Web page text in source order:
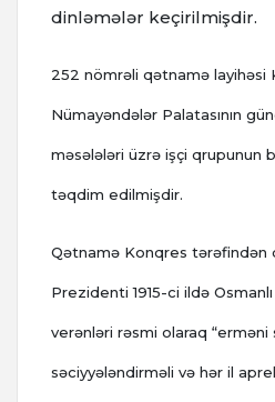
dinləmələr keçirilmişdir.
252 nömrəli qətnamə layihəsi
Nümayəndələr Palatasının
məsələləri üzrə işçi qrupunun
təqdim edilmişdir.
Qətnamə Konqres tərəfindən
Prezidenti 1915-ci ildə
verənləri rəsmi olaraq “erməni
səciyyələndirməli və hər il